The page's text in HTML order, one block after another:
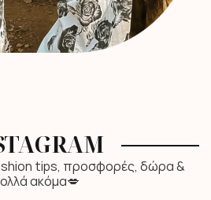
tips, προσφορές, δώρα &
ακόμα💋